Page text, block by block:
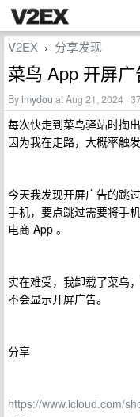
V2EX › 分享发现
菜鸟 App 开屏
Byimydou at Aug 21, 2024 ·
每次快走到菜鸟驿站时掏
因为我在走路，大概率触
今天我发现开屏广告的跳
手机，要点跳过需要将手
电商 App 。
实在难受，我卸载了菜鸟
不会显示开屏广告。
分享
https://www.icloud.com/